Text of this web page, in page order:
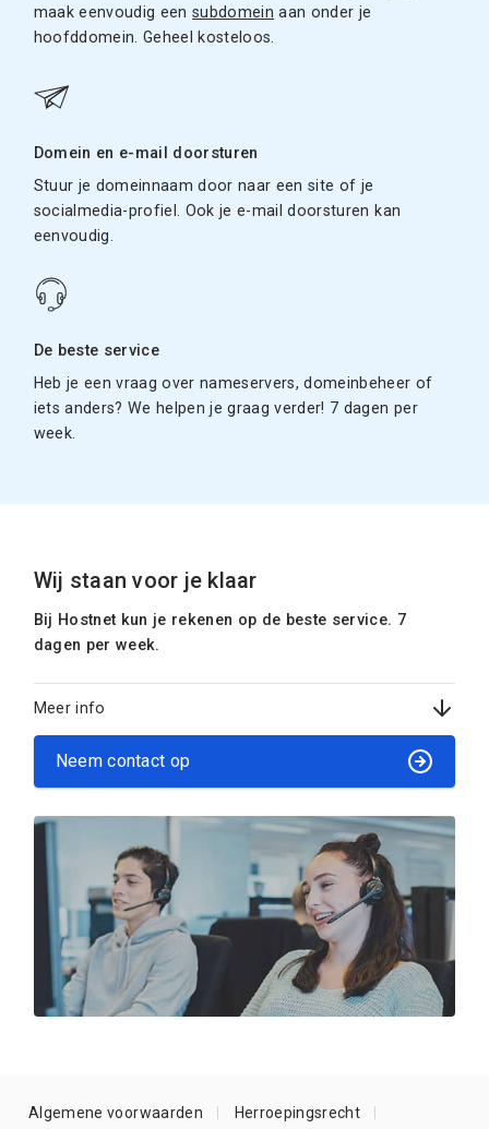
maak eenvoudig eensubdomein aan onder je
hoofddomein. Geheel kosteloos.
Domein en e-mail doorsturen
Stuur je domeinnaam door naar een site of je
socialmedia-profiel. Ook je e-mail doorsturen kan
eenvoudig.
De beste service
Heb je een vraag over nameservers, domeinbeheer of
iets anders? We helpen je graag verder! 7 dagen per
week.
Wij staan voor je klaar
Bij Hostnet kun je rekenen op de beste service. 7
dagen per week.
Meer info
Neem contact op
Algemene voorwaarden Herroepingsrecht